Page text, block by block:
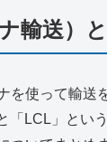
輸送）
を使って輸送
「LCL」とい